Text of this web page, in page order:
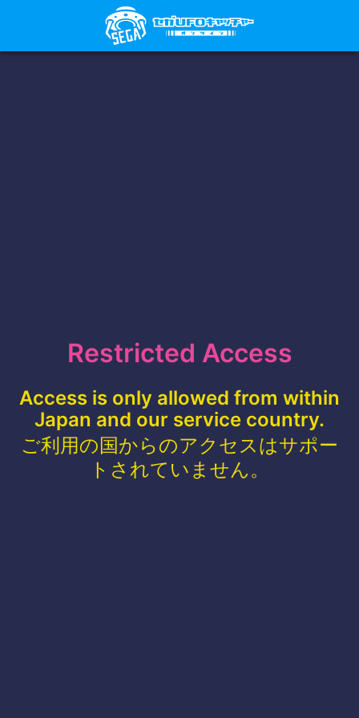
Restricted Access
Access is only allowed from within
Japan and our service country.
ご利用の国からのアクセスはサポー
トされていません。